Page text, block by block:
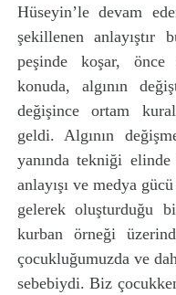
Hüseyin’le devam
şekillenen
peşinde koşar, önce
konuda, algının
değişince ortam
geldi. Algının
yanında tekniği elinde
anlayışı ve medya
gelerek oluşturduğu
kurban örneği
çocukluğumuzda ve
sebebiydi. Biz